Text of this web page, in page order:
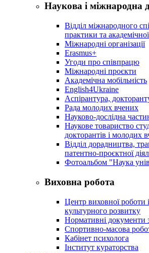
Наукова і міжнародна
Відділ міжнародного
практики та
Міжнародні організації
Erasmus+
Угоди про співпрацю
Міжнародні проєкти
Академічна мобільність
English4Ukraine
Аспірантура,
Рада молодих вчених
Науково-дослідна
Наукове товариство
докторантів і молодих
Відділ дорадництва,
патентно-проєктної
Фотоальбом "Наука
Виховна робота
Центр виховної роботи
культурного розвитку
Нормативні документи
Спортивно-масова
Кабінет психолога
Інститут кураторства